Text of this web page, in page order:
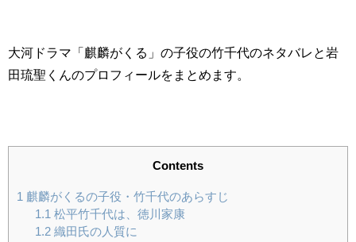
大河ドラマ「麒麟がくる」の子役の竹千代のネタバレと岩
田琉聖くんのプロフィールをまとめます。
Contents
1 麒麟がくるの子役・竹千代のあらすじ
1.1 松平竹千代は、徳川家康
1.2織田氏の人質に